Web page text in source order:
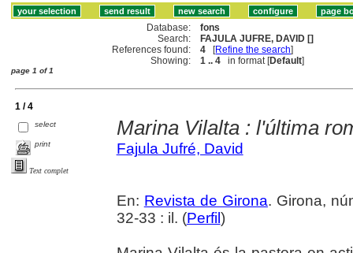
Database:
fons
Search:
FAJULA JUFRE, DAVID []
References found:
4 [Refine the search]
Showing:
1 .. 4 in format [Default]
page 1 of 1
1 / 4
select
print
Text complet
Marina Vilalta : l'última
Fajula Jufré, David
En: Revista de Girona. Girona,
32-33 : il. (Perfil )